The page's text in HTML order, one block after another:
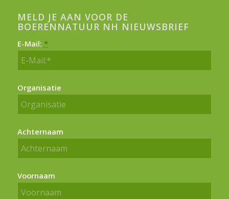
MELD JE AAN VOOR DE
BOERENNATUUR NH NIEUWSBRIEF
E-Mail: *
Organisatie
Achternaam
Voornaam